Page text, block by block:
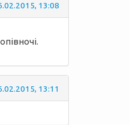
13:08
13:11